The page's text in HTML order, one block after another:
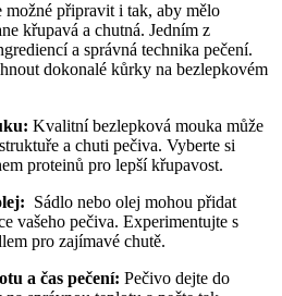
připravit‌ i tak, aby mělo
křupavá a chutná. Jedním z
‌a správná technika pečení.
dokonalé kůrky na bezlepkovém
Kvalitní bezlepková mouka může​
a chuti pečiva. Vyberte si
⁣proteinů pro lepší křupavost.
⁢ Sádlo nebo olej mohou přidat
vašeho pečiva. Experimentujte s
pro zajímavé chutě.
a čas pečení: Pečivo dejte do